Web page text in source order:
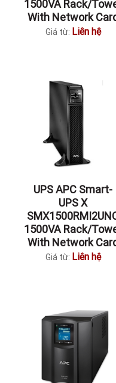
1500VA Rack/
With Network
Giá từ: Liên hệ
UPS APC Smart-
UPS X
1500VA Rack/
With Network
Giá từ: Liên hệ